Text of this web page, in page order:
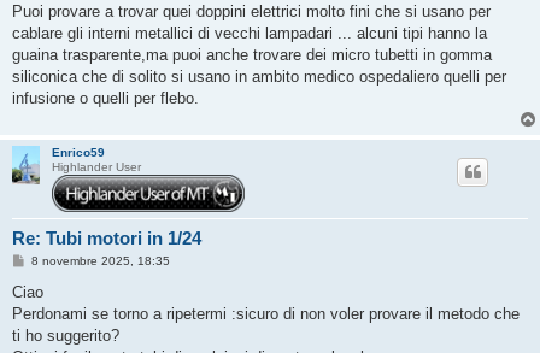
a
g
i
o
Puoi provare a trovar quei doppini elettrici molto fini che si usano per
cablare gli interni metallici di vecchi lampadari ... alcuni tipi hanno la
guaina trasparente,ma puoi anche trovare dei micro tubetti in gomma
siliconica che di solito si usano in ambito medico ospedaliero quelli per
infusione o quelli per flebo.
Enrico59
Highlander User
Re: Tubi motori in 1/24
M
s
a
g
8 novembre 2025, 18:35
Ciao
Perdonami se torno a ripetermi :sicuro di non voler provare il metodo che
ti ho suggerito?